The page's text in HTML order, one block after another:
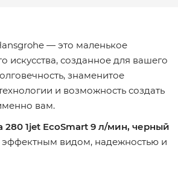
— это маленькое
искусства, созданное для вашего
знаменитое
и возможность создать
вам.
1jet EcoSmart 9 л/мин, черный
эффектным видом, надежностью и